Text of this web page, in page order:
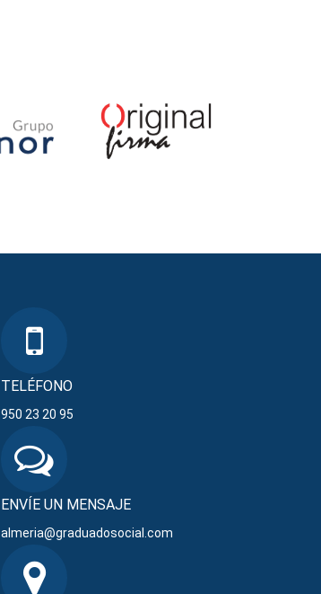
TELÉFONO
950 23 20 95
ENVÍE UN MENSAJE
almeria@graduadosocial.com